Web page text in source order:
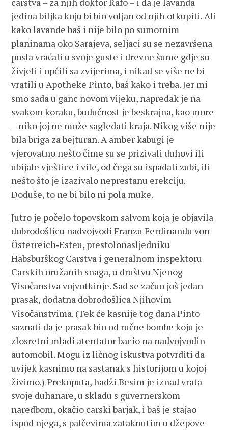
jedina biljka koju bi bio voljan od njih otkupiti. Ali
kako lavande baš i nije bilo po sumornim
planinama oko Sarajeva, seljaci su se nezavršena
posla vraćali u svoje guste i drevne šume gdje su
živjeli i općili sa zvijerima, i nikad se više ne bi
vratili u Apotheke Pinto, baš kako i treba. Jer mi
smo sada u ganc novom vijeku, napredak je na
svakom koraku, budućnost je beskrajna, kao more
– niko joj ne može sagledati kraja. Nikog više nije
bila briga za bejturan. A amber kabugi je
vjerovatno nešto čime su se prizivali duhovi ili
ubijale vještice i vile, od čega su ispadali zubi, ili
nešto što je izazivalo neprestanu erekciju.
Doduše, to ne bi bilo ni pola muke.
Jutro je počelo topovskom salvom koja je objavila
dobrodošlicu nadvojvodi Franzu Ferdinandu von
Österreich‑Esteu, prestolonasljedniku
Habsburškog Carstva i generalnom inspektoru
Carskih oružanih snaga, u društvu Njenog
Visočanstva vojvotkinje. Sad se začuo još jedan
prasak, dodatna dobrodošlica Njihovim
Visočanstvima. (Tek će kasnije tog dana Pinto
saznati da je prasak bio od ručne bombe koju je
zlosretni mladi atentator bacio na nadvojvodin
automobil. Mogu iz ličnog iskustva potvrditi da
uvijek kasnimo na sastanak s historijom u kojoj
živimo.) Prekoputa, hadži Besim je iznad vrata
svoje duhanare, u skladu s guvernerskom
naredbom, okačio carski barjak, i baš je stajao
ispod njega, s palčevima zataknutim u džepove